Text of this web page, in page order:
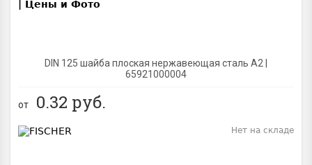
DIN 125 шайба плоская нержавеющая сталь A2 |
65921000004
от 0.32 руб.
Нет на складе